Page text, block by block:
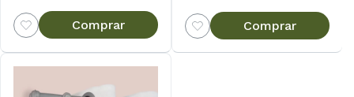
Comprar Comprar